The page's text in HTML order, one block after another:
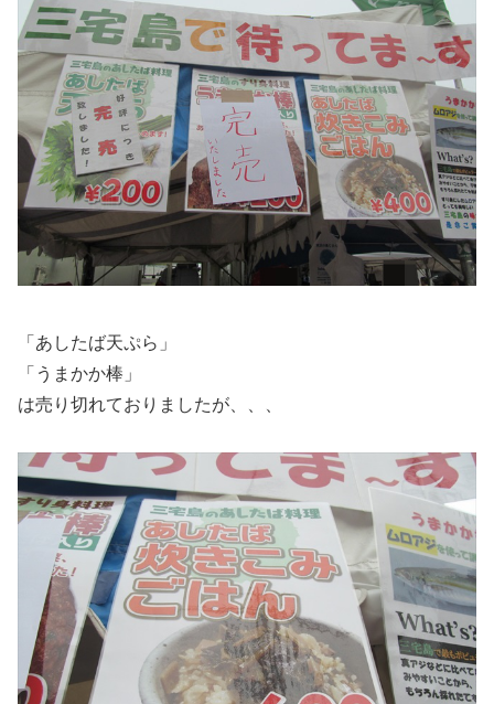
「あしたば天ぷら」
「うまかか棒」
は売り切れておりましたが、、、